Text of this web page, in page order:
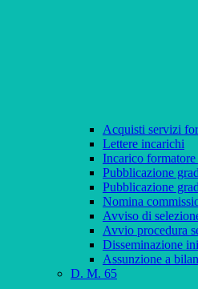
Acquisti servizi
Lettere incarichi
Incarico
Pubblicazione
Pubblicazione
Nomina
Avviso di
Avvio procedura
Disseminazione
Assunzione a
D. M. 65